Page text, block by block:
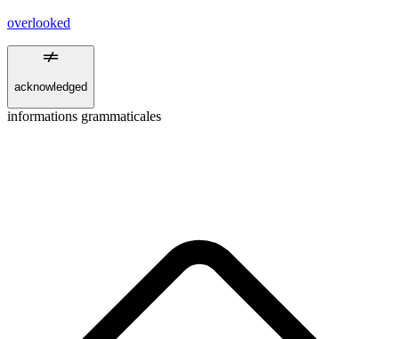
overlooked
acknowledged
informations grammaticales